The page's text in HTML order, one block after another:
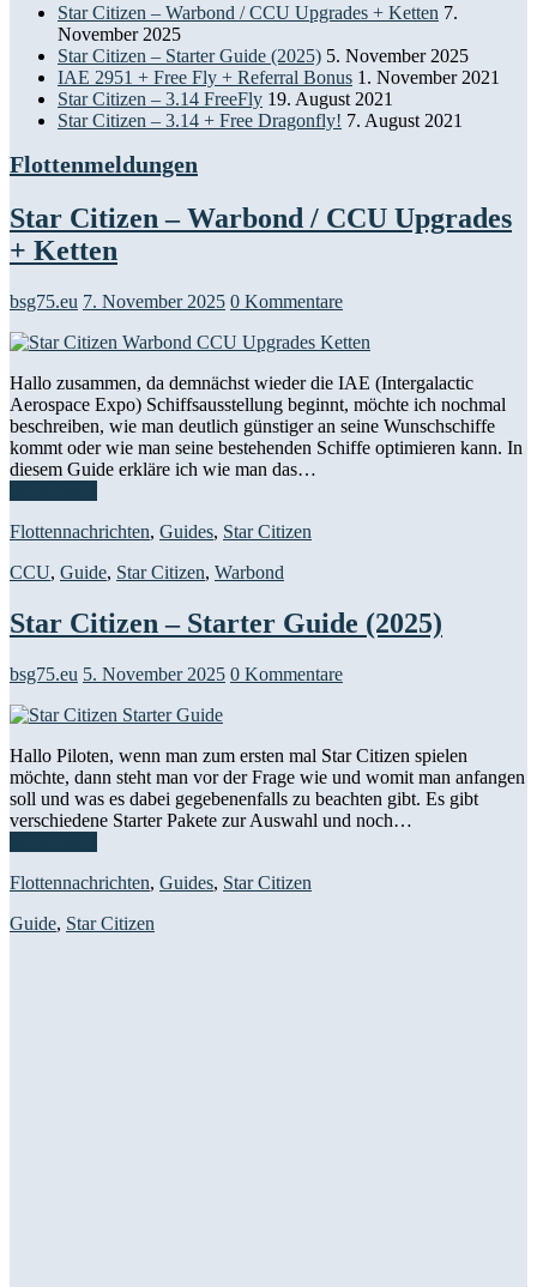
Star Citizen – Warbond / CCU Upgrades + Ketten 7.
November 2025
Star Citizen – Starter Guide (2025) 5. November 2025
IAE 2951 + Free Fly + Referral Bonus 1. November 2021
Star Citizen – 3.14 FreeFly 19. August 2021
Star Citizen – 3.14 + Free Dragonfly! 7. August 2021
Flottenmeldungen
Star Citizen – Warbond / CCU Upgrades
+ Ketten
bsg75.eu 7. November 2025 0 Kommentare
Hallo zusammen, da demnächst wieder die IAE (Intergalactic
Aerospace Expo) Schiffsausstellung beginnt, möchte ich nochmal
beschreiben, wie man deutlich günstiger an seine Wunschschiffe
kommt oder wie man seine bestehenden Schiffe optimieren kann. In
diesem Guide erkläre ich wie man das…
Flottennachrichten, Guides, Star Citizen
CCU, Guide, Star Citizen, Warbond
Star Citizen – Starter Guide (2025)
bsg75.eu 5. November 2025 0 Kommentare
Hallo Piloten, wenn man zum ersten mal Star Citizen spielen
möchte, dann steht man vor der Frage wie und womit man anfangen
soll und was es dabei gegebenenfalls zu beachten gibt. Es gibt
verschiedene Starter Pakete zur Auswahl und noch…
Flottennachrichten, Guides, Star Citizen
Guide, Star Citizen